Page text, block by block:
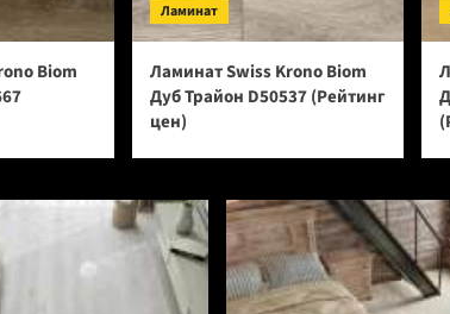
Biom
Ламинат
Ламинат Swiss Krono Biom
Дуб Трайон D50537 (Рейтинг
цен)